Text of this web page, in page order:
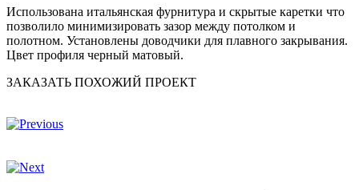
Использована итальянская фурнитура и скрытые каретки что
позволило минимизировать зазор между потолком и
полотном. Установлены доводчики для плавного закрывания.
Цвет профиля черный матовый.
ЗАКАЗАТЬ ПОХОЖИЙ ПРОЕКТ